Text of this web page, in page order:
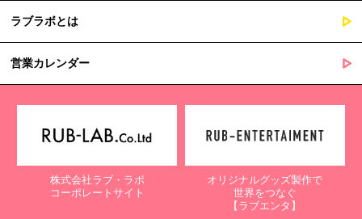
ラブラボとは
営業カレンダー
株式会社ラブ・ラボ
コーポレートサイト
オリジナルグッズ製作で
世界をつなぐ
【ラブエンタ】